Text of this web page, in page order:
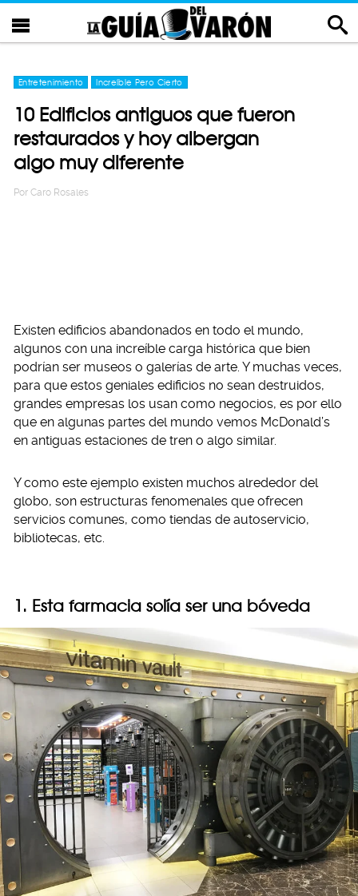
Entretenimiento Increíble Pero Cierto
10 Edificios antiguos que fueron
restaurados y hoy albergan
algo muy diferente
Por Caro Rosales
Existen edificios abandonados en todo el mundo,
algunos con una increíble carga histórica que bien
podrían ser museos o galerías de arte. Y muchas veces,
para que estos geniales edificios no sean destruidos,
grandes empresas los usan como negocios, es por ello
que en algunas partes del mundo vemos McDonald’s
en antiguas estaciones de tren o algo similar.
Y como este ejemplo existen muchos alrededor del
globo, son estructuras fenomenales que ofrecen
servicios comunes, como tiendas de autoservicio,
bibliotecas, etc.
1. Esta farmacia solía ser una bóveda